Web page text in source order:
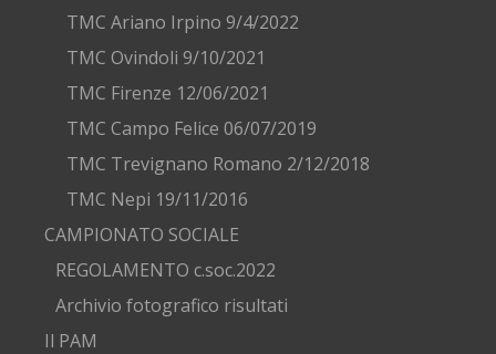
TMC Ariano Irpino 9/4/2022
TMC Ovindoli 9/10/2021
TMC Firenze 12/06/2021
TMC Campo Felice 06/07/2019
TMC Trevignano Romano 2/12/2018
TMC Nepi 19/11/2016
CAMPIONATO SOCIALE
REGOLAMENTO c.soc.2022
Archivio fotografico risultati
Il PAM